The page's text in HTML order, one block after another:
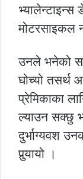
मोटरसाइकल
उनले भनेको
घोच्यो तसर्थ
प्रेमिकाका
ल्याउन सक्छु
दुर्भाग्यवश
पुर्‍यायो ।